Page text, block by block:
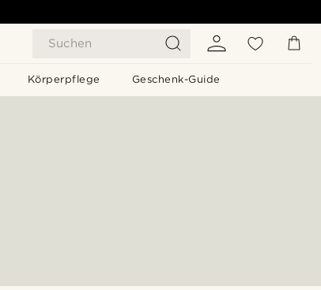
Suchen
Körperpflege Geschenk-Guide